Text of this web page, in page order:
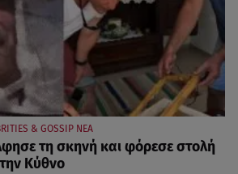
& GOSSIP ΝΕΑ
τη σκηνή και φόρεσε στολή
Κύθνο